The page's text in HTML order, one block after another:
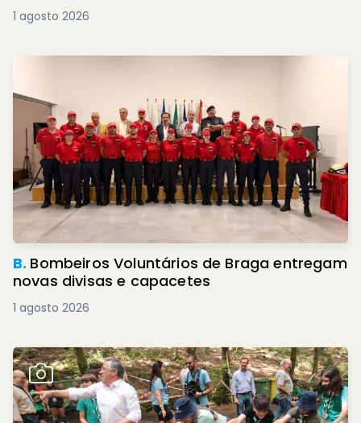
1 agosto 2026
B. Bombeiros Voluntários de Braga entregam
novas divisas e capacetes
1 agosto 2026